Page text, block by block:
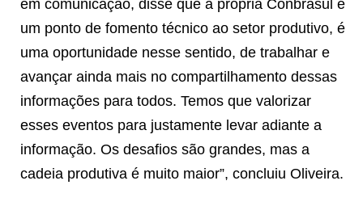
em comunicação, disse que a própria Conbrasul é
um ponto de fomento técnico ao setor produtivo, é
uma oportunidade nesse sentido, de trabalhar e
avançar ainda mais no compartilhamento dessas
informações para todos. Temos que valorizar
esses eventos para justamente levar adiante a
informação. Os desafios são grandes, mas a
cadeia produtiva é muito maior”, concluiu Oliveira.